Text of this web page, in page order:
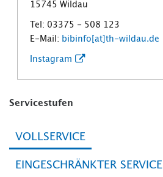
15745 Wildau
Tel: 03375 - 508 123
E-Mail: bibinfo[at]th-wildau.de
Instagram
Servicestufen
VOLLSERVICE
EINGESCHRÄNKTER SERVICE